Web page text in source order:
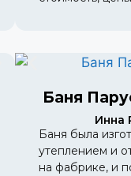
Баня
Инна
Баня была
утеплением и
на фабрике, и